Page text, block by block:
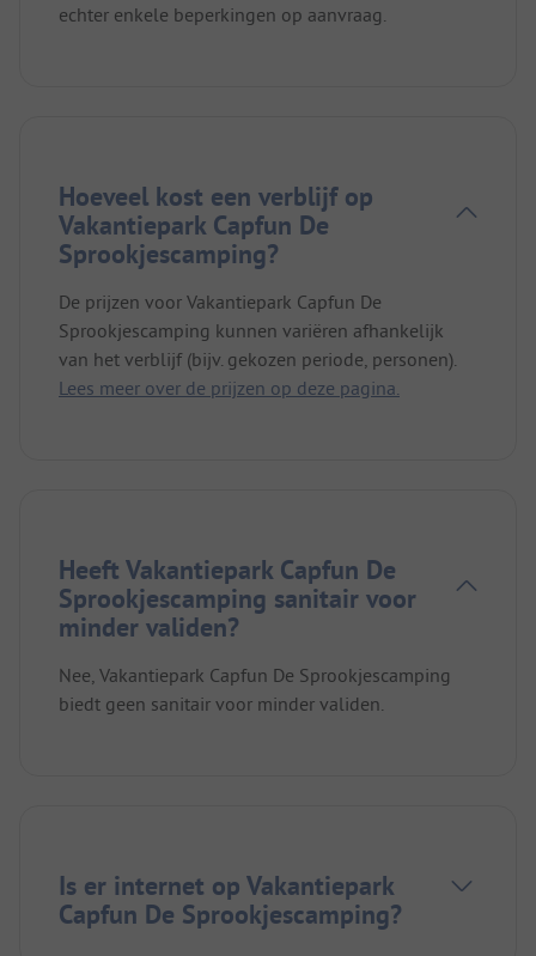
echter enkele beperkingen op aanvraag.
Hoeveel kost een verblijf op
Vakantiepark Capfun De
Sprookjescamping?
De prijzen voor Vakantiepark Capfun De
Sprookjescamping kunnen variëren afhankelijk
van het verblijf (bijv. gekozen periode, personen).
Lees meer over de prijzen op deze pagina.
Heeft Vakantiepark Capfun De
Sprookjescamping sanitair voor
minder validen?
Nee, Vakantiepark Capfun De Sprookjescamping
biedt geen sanitair voor minder validen.
Is er internet op Vakantiepark
Capfun De Sprookjescamping?